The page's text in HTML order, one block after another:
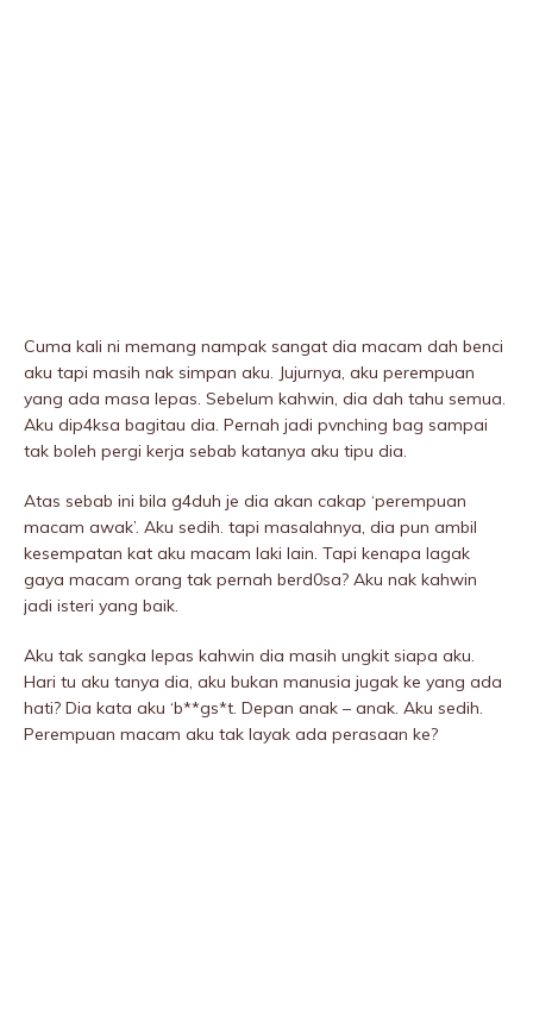
Cuma kali ni memang nampak sangat dia macam dah benci
aku tapi masih nak simpan aku. Jujurnya, aku perempuan
yang ada masa lepas. Sebelum kahwin, dia dah tahu semua.
Aku dip4ksa bagitau dia. Pernah jadi pvnching bag sampai
tak boleh pergi kerja sebab katanya aku tipu dia.
Atas sebab ini bila g4duh je dia akan cakap ‘perempuan
macam awak’. Aku sedih. tapi masalahnya, dia pun ambil
kesempatan kat aku macam laki lain. Tapi kenapa lagak
gaya macam orang tak pernah berd0sa? Aku nak kahwin
jadi isteri yang baik.
Aku tak sangka lepas kahwin dia masih ungkit siapa aku.
Hari tu aku tanya dia, aku bukan manusia jugak ke yang ada
hati? Dia kata aku ‘b**gs*t. Depan anak – anak. Aku sedih.
Perempuan macam aku tak layak ada perasaan ke?